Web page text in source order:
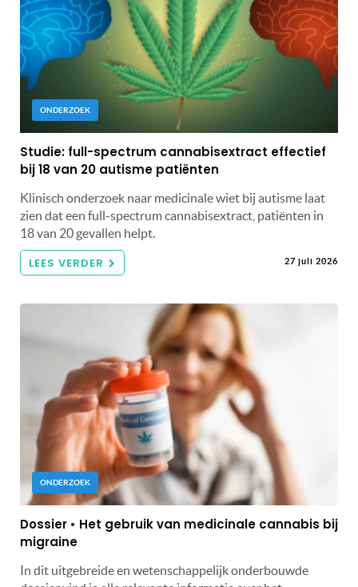
ONDERZOEK
Studie: full-spectrum cannabisextract effectief
bij 18 van 20 autisme patiënten
Klinisch onderzoek naar medicinale wiet bij autisme laat
zien dat een full-spectrum cannabisextract, patiënten in
18 van 20 gevallen helpt.
LEES VERDER 27 juli 2026
ONDERZOEK
Dossier • Het gebruik van medicinale cannabis bij
migraine
In dit uitgebreide en wetenschappelijk onderbouwde